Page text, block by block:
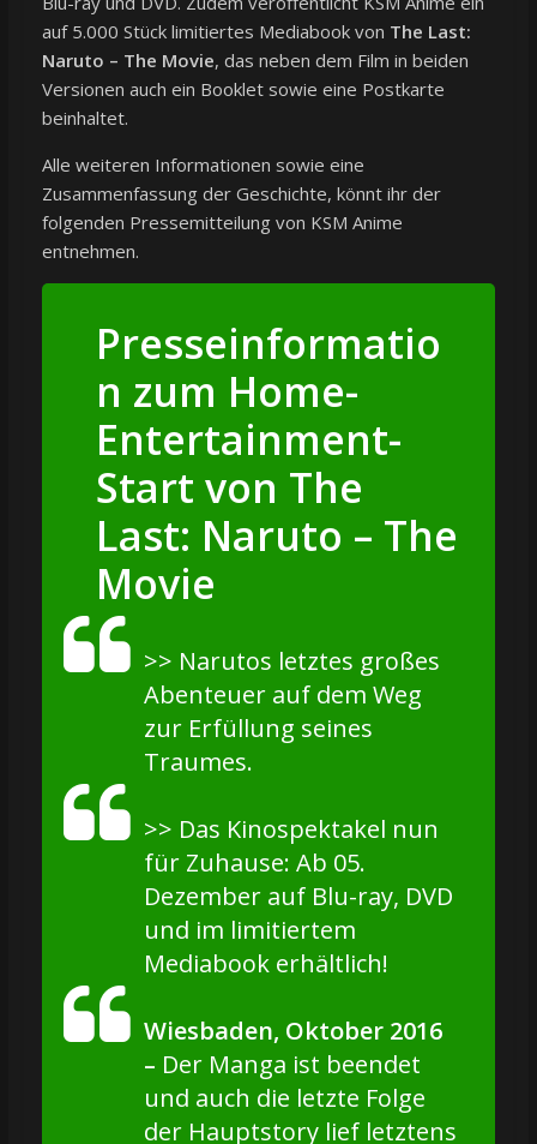
auf 5.000 Stück limitiertes Mediabook von The Last:
Naruto – The Movie, das neben dem Film in beiden
Versionen auch ein Booklet sowie eine Postkarte
beinhaltet.
Alle weiteren Informationen sowie eine
Zusammenfassung der Geschichte, könnt ihr der
folgenden Pressemitteilung von KSM Anime
entnehmen.
Presseinformatio
n zum Home-
Entertainment-
Start von The
Last: Naruto – The
Movie
>> Narutos letztes großes
Abenteuer auf dem Weg
zur Erfüllung seines
Traumes.
>> Das Kinospektakel nun
für Zuhause: Ab 05.
Dezember auf Blu-ray, DVD
und im limitiertem
Mediabook erhältlich!
Wiesbaden, Oktober 2016
– Der Manga ist beendet
und auch die letzte Folge
der Hauptstory lief letztens